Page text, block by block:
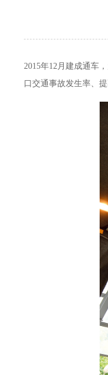
2015年12月建成通车
口交通事故发生率、